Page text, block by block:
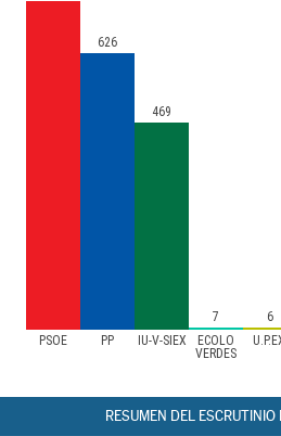
PSOE PP IU-V-SIEX
ECOLO
VERDES
626
469
7 6
RESUMEN DEL